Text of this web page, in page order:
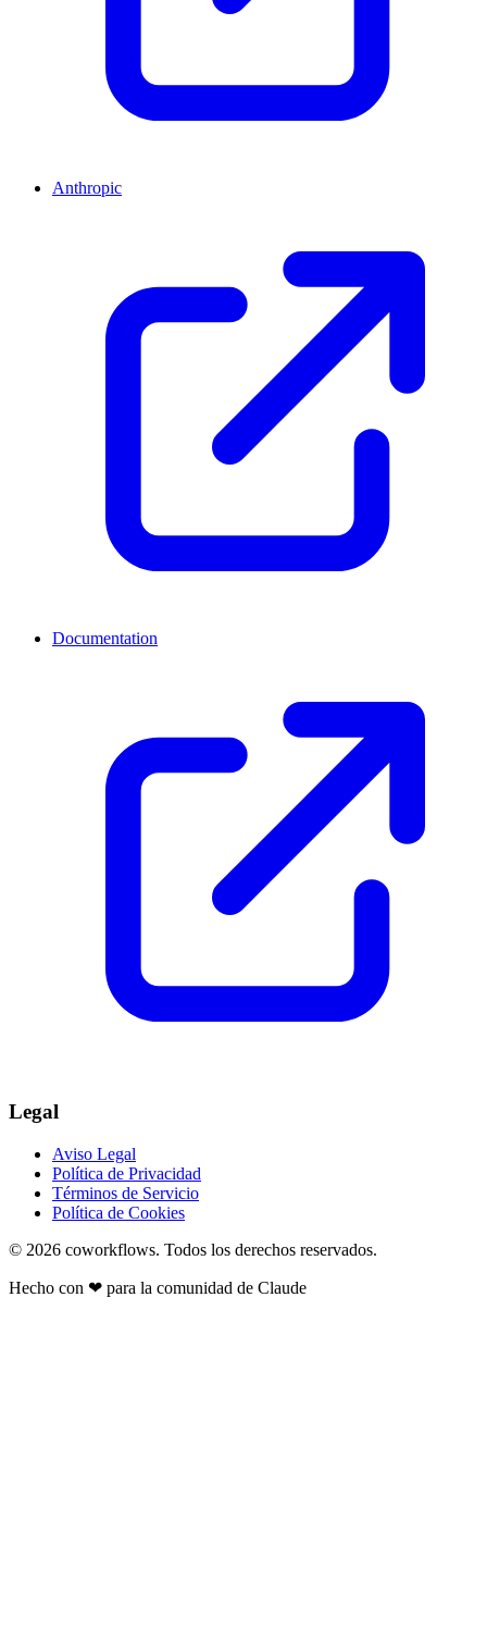
Anthropic
Documentation
Legal
Aviso Legal
Política de Privacidad
Términos de Servicio
Política de Cookies
© 2026 coworkflows. Todos los derechos reservados.
Hecho con ❤ para la comunidad de Claude